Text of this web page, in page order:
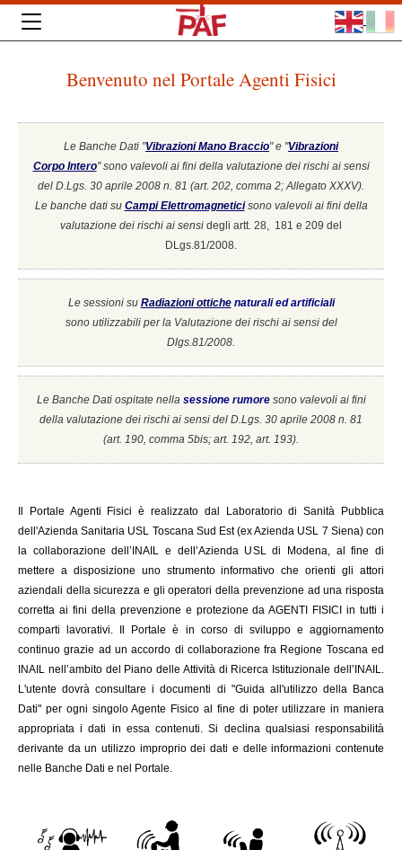
Benvenuto nel Portale Agenti Fisici
Le Banche Dati "Vibrazioni Mano Braccio" e "Vibrazioni
Corpo Intero"sono valevoli ai fini della valutazione dei rischi ai sensi
del D.Lgs. 30 aprile 2008 n. 81 (art. 202, comma 2; Allegato XXXV).
Le banche dati su Campi Elettromagneticisono valevoli ai fini della
valutazione dei rischi ai sensi degli artt. 28, 181 e 209 del
DLgs.81/2008.
Le sessioni su Radiazioni ottiche naturali ed artificiali
sono utilizzabili per la Valutazione dei rischi ai sensi del
Dlgs.81/2008.
Le Banche Dati ospitate nella sessione rumore sono valevoli ai fini
della valutazione dei rischi ai sensi del D.Lgs. 30 aprile 2008 n. 81
(art. 190, comma 5bis; art. 192, art. 193).
Portale Agenti Fisici è realizzato dal Laboratorio di Sanità Pubblica
dell'Azienda Sanitaria USL Toscana Sud Est (ex Azienda USL 7 Siena) con
la collaborazione dell’INAIL e dell’Azienda USL di Modena, al fine di
mettere a disposizione uno strumento informativo che orienti gli attori
aziendali della sicurezza e gli operatori della prevenzione ad una risposta
corretta ai fini della prevenzione e protezione da AGENTI FISICI in tutti i
comparti lavorativi. Il Portale è in corso di sviluppo e aggiornamento
continuo grazie ad un accordo di collaborazione fra Regione Toscana ed
INAIL nell’ambito del Piano delle Attività di Ricerca Istituzionale dell’INAIL.
L'utente dovrà consultare i documenti di "Guida all'utilizzo della Banca
Dati" per ogni singolo Agente Fisico al fine di poter utilizzare in maniera
appropriata i dati in essa contenuti. Si declina qualsiasi responsabilità
derivante da un utilizzo improprio dei dati e delle informazioni contenute
nelle Banche Dati e nel Portale.